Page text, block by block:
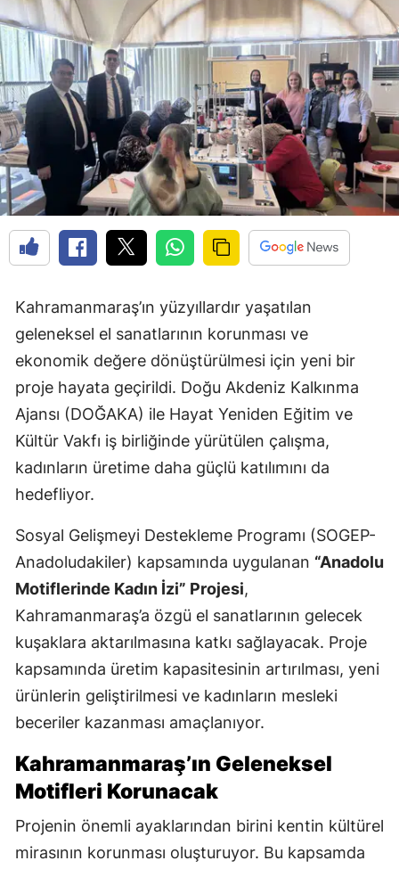
Kahramanmaraş’ın yüzyıllardır yaşatılan
geleneksel el sanatlarının korunması ve
ekonomik değere dönüştürülmesi için yeni bir
proje hayata geçirildi. Doğu Akdeniz Kalkınma
Ajansı (DOĞAKA) ile Hayat Yeniden Eğitim ve
Kültür Vakfı iş birliğinde yürütülen çalışma,
kadınların üretime daha güçlü katılımını da
hedefliyor.
Sosyal Gelişmeyi Destekleme Programı (SOGEP-
Anadoludakiler) kapsamında uygulanan “Anadolu
Motiflerinde Kadın İzi” Projesi,
Kahramanmaraş’a özgü el sanatlarının gelecek
kuşaklara aktarılmasına katkı sağlayacak. Proje
kapsamında üretim kapasitesinin artırılması, yeni
ürünlerin geliştirilmesi ve kadınların mesleki
beceriler kazanması amaçlanıyor.
Kahramanmaraş’ın Geleneksel
Motifleri Korunacak
Projenin önemli ayaklarından birini kentin kültürel
mirasının korunması oluşturuyor. Bu kapsamda